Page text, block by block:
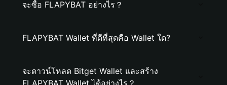
จะซื้อ FLAPYBAT อย่างไร？
FLAPYBAT Wallet ที่ดีที่สุดคือ Wallet ใด?
จะดาวน์โหลด Bitget Wallet และสร้าง
FLAPYBAT Wallet ได้อย่างไร？